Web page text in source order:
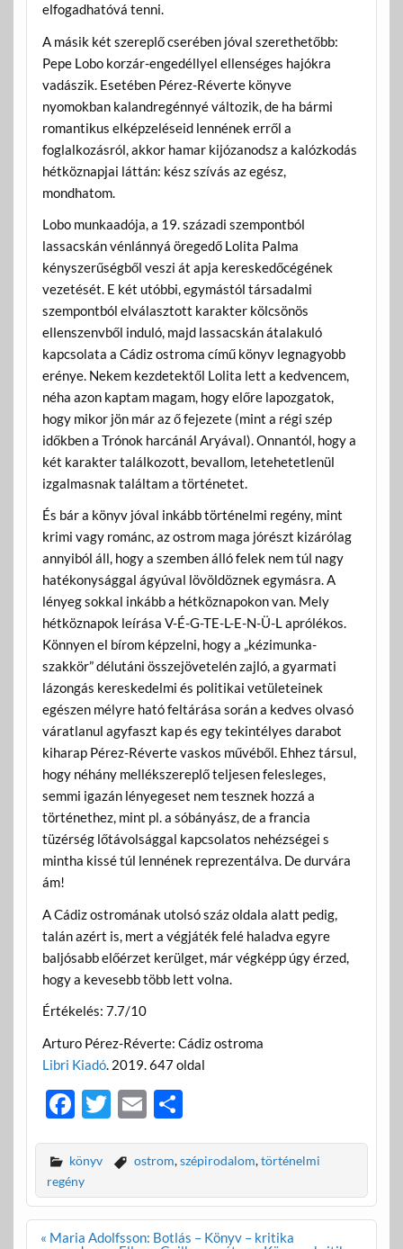
elfogadhatóvá tenni.
A másik két szereplő cserében jóval szerethetőbb:
Pepe Lobo korzár-engedéllyel ellenséges hajókra
vadászik. Esetében Pérez-Réverte könyve
nyomokban kalandregénnyé változik, de ha bármi
romantikus elképzeléseid lennének erről a
foglalkozásról, akkor hamar kijózanodsz a kalózkodás
hétköznapjai láttán: kész szívás az egész,
mondhatom.
Lobo munkaadója, a 19. századi szempontból
lassacskán vénlánnyá öregedő Lolita Palma
kényszerűségből veszi át apja kereskedőcégének
vezetését. E két utóbbi, egymástól társadalmi
szempontból elválasztott karakter kölcsönös
ellenszenvből induló, majd lassacskán átalakuló
kapcsolata a Cádiz ostroma című könyv legnagyobb
erénye. Nekem kezdetektől Lolita lett a kedvencem,
néha azon kaptam magam, hogy előre lapozgatok,
hogy mikor jön már az ő fejezete (mint a régi szép
időkben a Trónok harcánál Aryával). Onnantól, hogy a
két karakter találkozott, bevallom, letehetetlenül
izgalmasnak találtam a történetet.
És bár a könyv jóval inkább történelmi regény, mint
krimi vagy románc, az ostrom maga jórészt kizárólag
annyiból áll, hogy a szemben álló felek nem túl nagy
hatékonysággal ágyúval lövöldöznek egymásra. A
lényeg sokkal inkább a hétköznapokon van. Mely
hétköznapok leírása V-É-G-TE-L-E-N-Ü-L aprólékos.
Könnyen el bírom képzelni, hogy a „kézimunka-
szakkör” délutáni összejövetelén zajló, a gyarmati
lázongás kereskedelmi és politikai vetületeinek
egészen mélyre ható feltárása során a kedves olvasó
váratlanul agyfaszt kap és egy tekintélyes darabot
kiharap Pérez-Réverte vaskos művéből. Ehhez társul,
hogy néhány mellékszereplő teljesen felesleges,
semmi igazán lényegeset nem tesznek hozzá a
történethez, mint pl. a sóbányász, de a francia
tüzérség lőtávolsággal kapcsolatos nehézségei s
mintha kissé túl lennének reprezentálva. De durvára
ám!
A Cádiz ostromának utolsó száz oldala alatt pedig,
talán azért is, mert a végjáték felé haladva egyre
baljósabb előérzet kerülget, már végképp úgy érzed,
hogy a kevesebb több lett volna.
Értékelés: 7.7/10
Arturo Pérez-Réverte: Cádiz ostroma
Libri Kiadó. 2019. 647 oldal
F
e
b
o
T
itt
er
E
ail
O
za
m
e
könyv ostrom,szépirodalom,történelmi
regény
Bejegyzés
« Maria Adolfsson: Botlás – Könyv – kritika